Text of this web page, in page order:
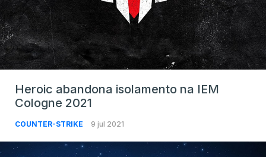
Heroic abandona isolamento na IEM
Cologne 2021
COUNTER-STRIKE 9 jul 2021